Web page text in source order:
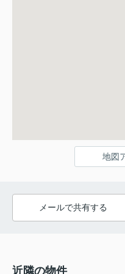
地図
メールで共有する
近隣の物件